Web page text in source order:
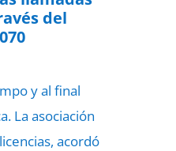
del
y al final
La asociación
acordó